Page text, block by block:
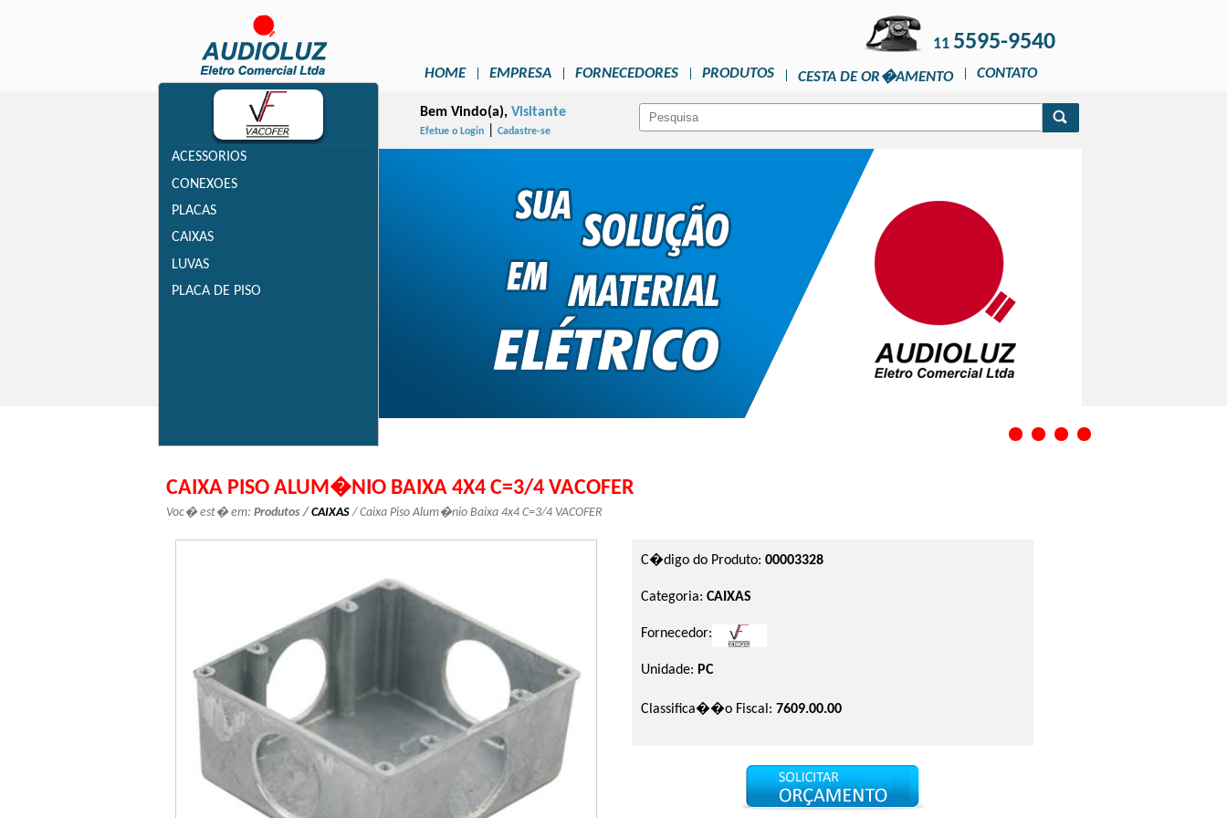
11 5595-9540
HOME EMPRESA FORNECEDORES PRODUTOS CESTA DE OR�AMENTO CONTATO
Bem Vindo(a), Visitante
Efetue o Login| Cadastre-se
3 4
ACESSORIOS
CONEXOES
PLACAS
CAIXAS
LUVAS
PLACA DE PISO
CAIXA PISO ALUM�NIO BAIXA 4X4 C=3/4 VACOFER
Voc� est� em: Produtos / CAIXAS/ Caixa Piso Alum�nio Baixa 4x4 C=3/4 VACOFER
C�digo do Produto: 00003328
Categoria: CAIXAS
Fornecedor:
Unidade: PC
Classifica��o Fiscal: 7609.00.00